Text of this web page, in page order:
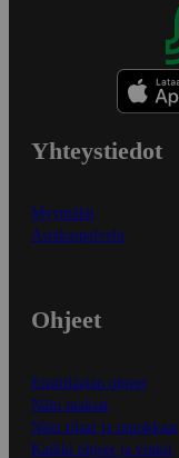
Yhteystiedot
Myymälät
Asiakaspalvelu
Ohjeet
Ensitilaajan ohjeet
Näin maksat
Näin tilaat ja muokkaat
Kaikki ohjeet ja vinkit